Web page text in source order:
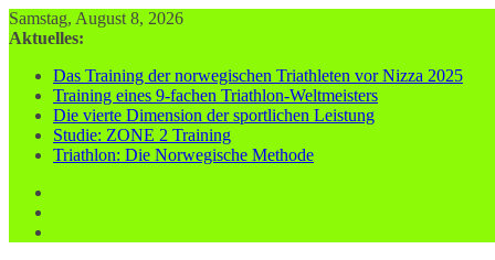
Zum
Inhalt
Samstag, August 8, 2026
Aktuelles:
Das Training der norwegischen Triathleten vor Nizza 2025
Training eines 9-fachen Triathlon-Weltmeisters
Die vierte Dimension der sportlichen Leistung
Studie: ZONE 2 Training
Triathlon: Die Norwegische Methode